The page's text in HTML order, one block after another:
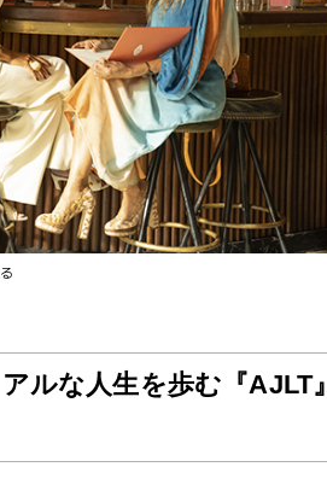
ルな人生を歩む『AJLT』